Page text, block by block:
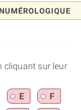
cliquant sur leur
E
F